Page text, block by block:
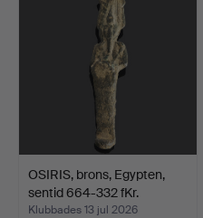
OSIRIS, brons, Egypten,
sentid 664-332 fKr.
Klubbades 13 jul 2026